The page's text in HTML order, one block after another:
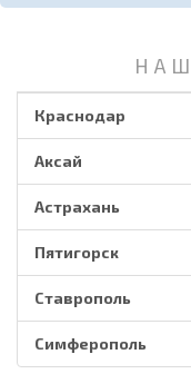
Краснодар
Аксай
Астрахань
Пятигорск
Ставрополь
Симферополь